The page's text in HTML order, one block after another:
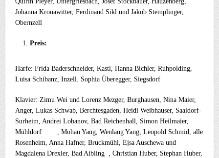
Johanna Kronawitter, Ferdinand Sikl und Jakob Stemplinger,
Obernzell
Preis:
Harfe: Frida Baderschneider, Kastl, Hanna Bichler, Ruhpolding,
Luisa Schibanz, Inzell. Sophia Überegger, Siegsdorf
Klavier: Zimu Wei und Lorenz Mezger, Burghausen, Nina Maier,
Anger, Lukas Schwab, Berchtesgaden, Heidi Weibhauser, Saaldorf-
Surheim, Andrei Lobanov, Bad Reichenhall, Simon Heilmaier,
Mühldorf , Mohan Yang, Wenlang Yang, Leopold Schmid, alle
Rosenheim, Anna Hafner, Bruckmühl, Ejsa Auschewa und
Magdalena Drexler, Bad Aibling , Christian Huber, Stephan Huber,